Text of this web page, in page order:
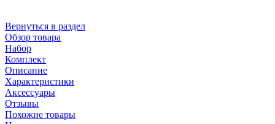
Вернуться в раздел
Обзор товара
Набор
Комплект
Описание
Характеристики
Аксессуары
Отзывы
Похожие товары